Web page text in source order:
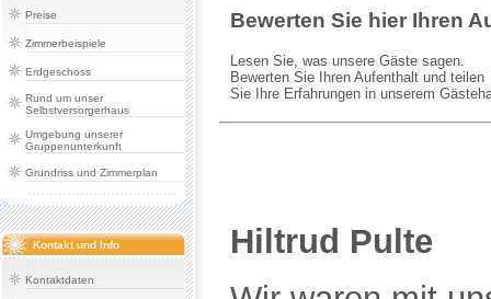
Preise
Zimmerbeispiele
Erdgeschoss
Rund um unser
Selbstversorgerhaus
Umgebung unserer
Gruppenunterkunft
Grundriss und Zimmerplan
Kontakt und Info
Kontaktdaten